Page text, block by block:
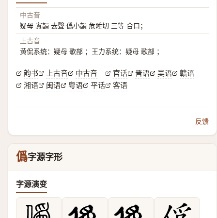
中古音
疑母 寘韻 去聲 僞小韻 危睡切 三等 合口；
上古音
黄侃系统：疑母 歌部 ；王力系统：疑母 歌部 ；
韵书 上古音 中古音 | 官话 晋语 吴语
赣语
湘语
闽语 粤语 平话 客语
反馈
僞字源字形
字源演变